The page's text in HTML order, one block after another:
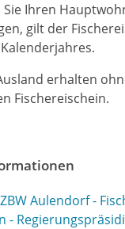
Ihren
gilt der
erhalten
Fischereischein.
Aulendorf -
-